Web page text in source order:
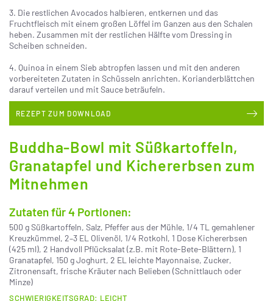
3. Die restlichen Avocados halbieren, entkernen und das
Fruchtfleisch mit einem großen Löffel im Ganzen aus den Schalen
heben. Zusammen mit der restlichen Hälfte vom Dressing in
Scheiben schneiden.
4. Quinoa in einem Sieb abtropfen lassen und mit den anderen
vorbereiteten Zutaten in Schüsseln anrichten. Korianderblättchen
darauf verteilen und mit Sauce beträufeln.
REZEPT ZUM DOWNLOAD
Buddha-Bowl mit Süßkartoffeln,
Granatapfel und Kichererbsen zum
Mitnehmen
Zutaten für 4 Portionen:
500 g Süßkartoffeln, Salz, Pfeffer aus der Mühle, 1/4 TL gemahlener
Kreuzkümmel, 2–3 EL Olivenöl, 1/4 Rotkohl, 1 Dose Kichererbsen
(425 ml), 2 Handvoll Pflücksalat (z.B. mit Rote-Bete-Blättern), 1
Granatapfel, 150 g Joghurt, 2 EL leichte Mayonnaise, Zucker,
Zitronensaft, frische Kräuter nach Belieben (Schnittlauch oder
Minze)
SCHWIERIGKEITSGRAD: LEICHT